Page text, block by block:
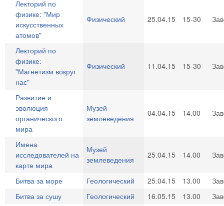
Лекторий по
физике: "Мир
искусственных
атомов"
Физический 25.04.15 15-30
Лекторий по
физике:
"Магнетизм вокруг
нас"
Физический 11.04.15 15-30
Развитие и
эволюция
органического
мира
Музей
землеведения
04.04.15 14.00
Имена
исследователей на
карте мира
Музей
землеведения
25.04.15 14.00
Битва за море Геологический 25.04.15 13.00
Битва за сушу
Геологический 16.05.15 13.00